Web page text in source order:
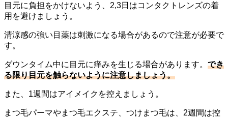
目元に負担をかけないよう、2,3日はコンタクトレンズの着
用を避けましょう。
清涼感の強い目薬は刺激になる場合があるので注意が必要で
す。
ダウンタイム中に目元に痒みを生じる場合があります。 でき
る限り目元を触らないように注意しましょう。
また、1週間はアイメイクを控えましょう。
まつ毛パーマやまつ毛エクステ、つけまつ毛は、2週間は控